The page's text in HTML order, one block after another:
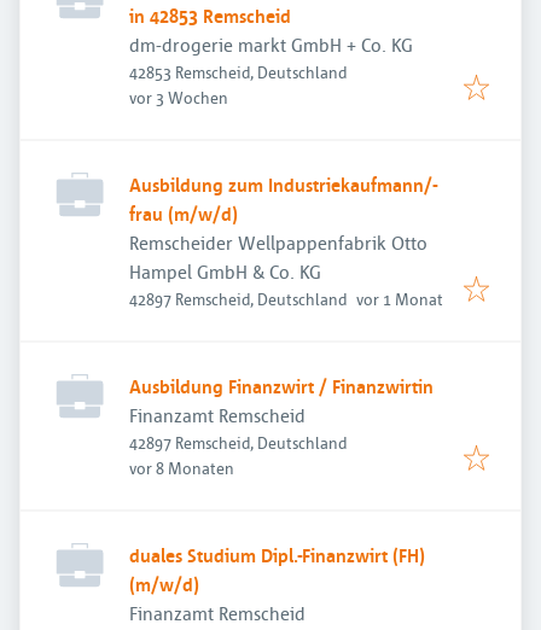
in 42853 Remscheid
dm-drogerie markt GmbH + Co. KG
42853 Remscheid, Deutschland
Veröffentlicht
vor 3 Wochen
Ausbildung zum Industriekaufmann/-
frau (m/w/d)
Remscheider Wellpappenfabrik Otto
Hampel GmbH & Co. KG
42897 Remscheid, Deutschland Veröffentlicht
vor 1 Monat
Ausbildung Finanzwirt / Finanzwirtin
Finanzamt Remscheid
42897 Remscheid, Deutschland
Veröffentlicht:
vor 8 Monaten
duales Studium Dipl.-Finanzwirt (FH)
(m/w/d)
Finanzamt Remscheid